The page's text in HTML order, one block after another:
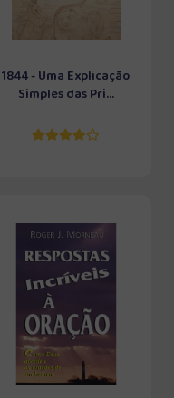
1844 - Uma Explicação
Simples das Pri...